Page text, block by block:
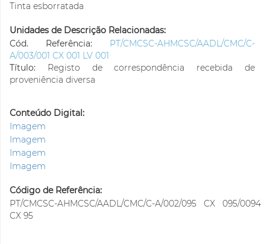
Tinta esborratada
Unidades de Descrição Relacionadas:
Cód. Referência: PT/CMCSC-AHMCSC/AADL/CMC/C-
A/003/001 CX 001 LV 001
Título: Registo de correspondência recebida de
proveniência diversa
Conteúdo Digital:
Imagem
Imagem
Imagem
Imagem
Código de Referência:
PT/CMCSC-AHMCSC/AADL/CMC/C-A/002/095 CX 095/0094
CX 95